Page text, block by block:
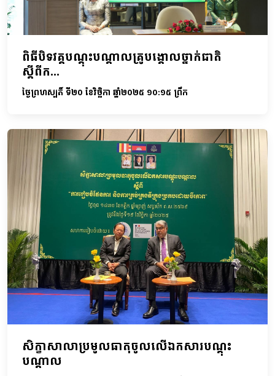
ពិធីបិទវគ្គបណ្តុះបណ្តាលគ្រូបង្គោលថ្នាក់ជាតិ
ស្តីពីក...
ថ្ងៃព្រហស្បតិ៍ ទី២០ ខែវិច្ឆិកា ឆ្នាំ២០២៥ ១០:១៥ ព្រឹក
សិក្ខាសាលាប្រមូលធាតុចូលលើឯកសារបណ្តុះ
បណ្តាល